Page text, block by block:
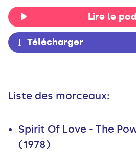
Lire le
Télécharger
Liste des morceaux:
Spirit Of Love - The
(1978)